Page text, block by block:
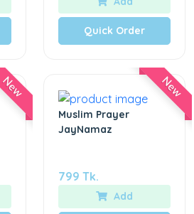
Quick Order
New New
Muslim Prayer
JayNamaz
799 Tk.
Add